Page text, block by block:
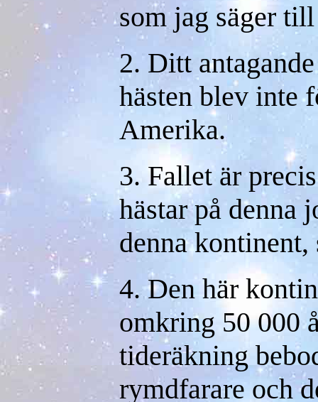
som jag säger
2. Ditt
hästen blev inte
Amerika.
3. Fallet är
hästar på denna
denna
4. Den här
omkring 50 000
tideräkning
rymdfarare och